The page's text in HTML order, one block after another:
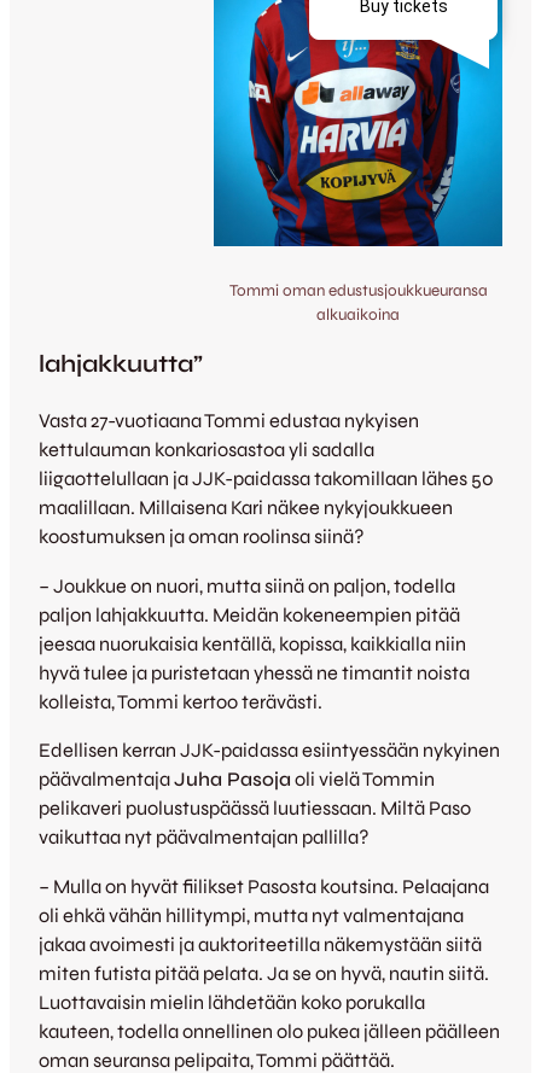
Tommi oman edustusjoukkueuransa
alkuaikoina
lahjakkuutta”
Vasta 27-vuotiaana Tommi edustaa nykyisen
kettulauman konkariosastoa yli sadalla
liigaottelullaan ja JJK-paidassa takomillaan lähes 50
maalillaan. Millaisena Kari näkee nykyjoukkueen
koostumuksen ja oman roolinsa siinä?
– Joukkue on nuori, mutta siinä on paljon, todella
paljon lahjakkuutta. Meidän kokeneempien pitää
jeesaa nuorukaisia kentällä, kopissa, kaikkialla niin
hyvä tulee ja puristetaan yhessä ne timantit noista
kolleista, Tommi kertoo terävästi.
Edellisen kerran JJK-paidassa esiintyessään nykyinen
päävalmentajaJuha Pasoja oli vielä Tommin
pelikaveri puolustuspäässä luutiessaan. Miltä Paso
vaikuttaa nyt päävalmentajan pallilla?
– Mulla on hyvät fiilikset Pasosta koutsina. Pelaajana
oli ehkä vähän hillitympi, mutta nyt valmentajana
jakaa avoimesti ja auktoriteetilla näkemystään siitä
miten futista pitää pelata. Ja se on hyvä, nautin siitä.
Luottavaisin mielin lähdetään koko porukalla
kauteen, todella onnellinen olo pukea jälleen päälleen
oman seuransa pelipaita, Tommi päättää.